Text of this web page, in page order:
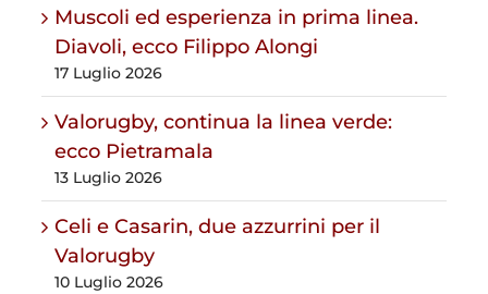
Muscoli ed esperienza in prima linea.
Diavoli, ecco Filippo Alongi
17 Luglio 2026
Valorugby, continua la linea verde:
ecco Pietramala
13 Luglio 2026
Celi e Casarin, due azzurrini per il
Valorugby
10 Luglio 2026